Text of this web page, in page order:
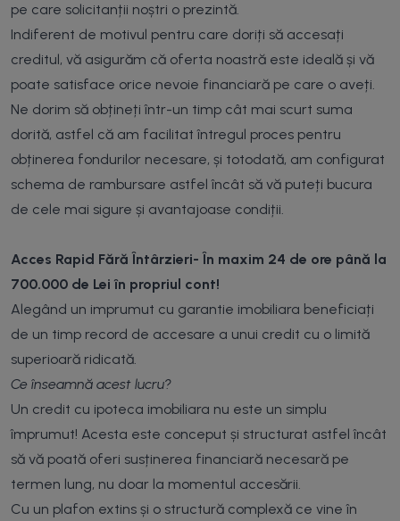
pe care solicitanții noștri o prezintă.
Indiferent de motivul pentru care doriți să accesați
creditul, vă asigurăm că oferta noastră este ideală și vă
poate satisface orice nevoie financiară pe care o aveți.
Ne dorim să obțineți într-un timp cât mai scurt suma
dorită, astfel că am facilitat întregul proces pentru
obținerea fondurilor necesare, și totodată, am configurat
schema de rambursare astfel încât să vă puteți bucura
de cele mai sigure și avantajoase condiții.
Acces Rapid Fără Întârzieri- În maxim 24 de ore până la
700.000 de Lei în propriul cont!
Alegând un imprumut cu garantie imobiliara beneficiați
de un timp record de accesare a unui credit cu o limită
superioară ridicată.
Ce înseamnă acest lucru?
Un credit cu ipoteca imobiliara nu este un simplu
împrumut! Acesta este conceput și structurat astfel încât
să vă poată oferi susținerea financiară necesară pe
termen lung, nu doar la momentul accesării.
Cu un plafon extins și o structură complexă ce vine în